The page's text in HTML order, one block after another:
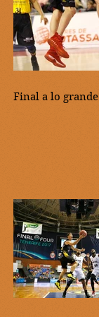
Final a lo grande